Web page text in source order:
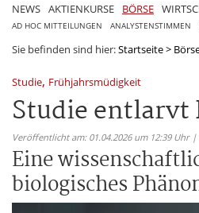
NEWS AKTIENKURSE BÖRSE
AD HOC MITTEILUNGEN ANALYSTENSTIMMEN
Sie befinden sind hier:Startseite>
Studie, Frühjahrsmüdigkeit
Studie
Veröffentlicht am: 01.04.2026 um 12:39 Uhr
Eine
biologisches